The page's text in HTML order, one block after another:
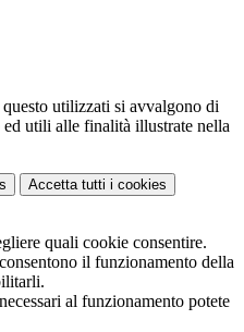
utilizzati si avvalgono di
utili alle finalità illustrate nella
Accetta tutti i cookies
quali cookie consentire.
il funzionamento della
al funzionamento potete